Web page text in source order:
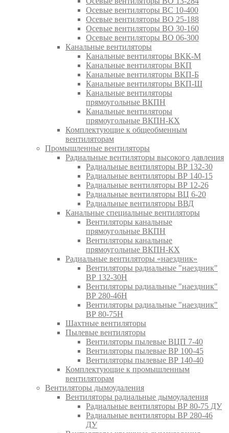
Осевые вентиляторы ВС 10-400
Осевые вентиляторы ВО 25-188
Осевые вентиляторы ВО 30-160
Осевые вентиляторы ВО 06-300
Канальные вентиляторы
Канальные вентиляторы ВКК-М
Канальные вентиляторы ВКП
Канальные вентиляторы ВКП-Б
Канальные вентиляторы ВКП-Ш
Канальные вентиляторы
прямоугольные ВКПН
Канальные вентиляторы
прямоугольные ВКПН-КХ
Комплектующие к общеобменным
вентиляторам
Промышленные вентиляторы
Радиальные вентиляторы высокого давления
Радиальные вентиляторы ВР 132-30
Радиальные вентиляторы ВР 140-15
Радиальные вентиляторы ВР 12-26
Радиальные вентиляторы ВЦ 6-20
Радиальные вентиляторы ВВД
Канальные специальные вентиляторы
Вентиляторы канальные
прямоугольные ВКПН
Вентиляторы канальные
прямоугольные ВКПН-КХ
Радиальные вентиляторы «наездник»
Вентиляторы радиальные "наездник"
ВР 132-30Н
Вентиляторы радиальные "наездник"
ВР 280-46Н
Вентиляторы радиальные "наездник"
ВР 80-75Н
Шахтные вентиляторы
Пылевые вентиляторы
Вентиляторы пылевые ВЦП 7-40
Вентиляторы пылевые ВР 100-45
Вентиляторы пылевые ВР 140-40
Комплектующие к промышленным
вентиляторам
Вентиляторы дымоудаления
Вентиляторы радиальные дымоудаления
Радиальные вентиляторы ВР 80-75 ДУ
Радиальные вентиляторы ВР 280-46
ДУ